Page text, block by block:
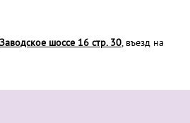
шоссе 16 стр. 30, въезд на